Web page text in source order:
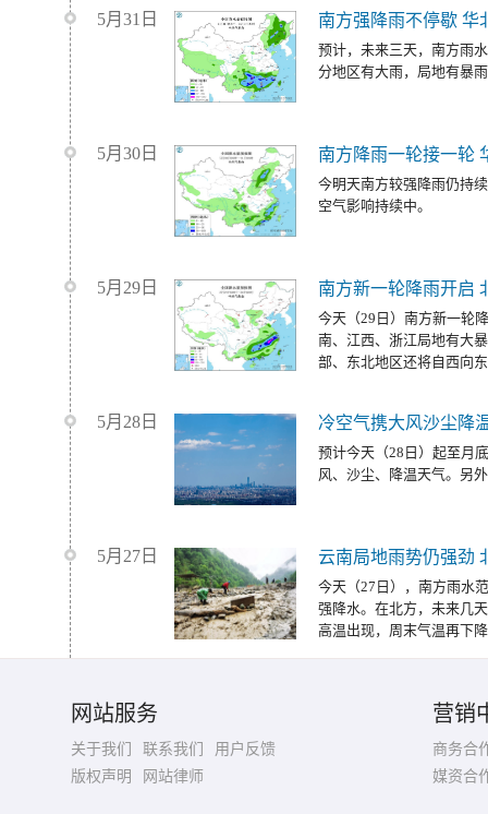
5月31日 南方强降雨不停歇 华
预计，未来三天，南方雨
分地区有大雨，局地有暴
5月30日 南方降雨一轮接一轮
今明天南方较强降雨仍持
空气影响持续中。
5月29日 南方新一轮降雨开启
今天（29日）南方新一轮
南、江西、浙江局地有大
部、东北地区还将自西向
5月28日 冷空气携大风沙尘降
预计今天（28日）起至月
风、沙尘、降温天气。另
5月27日 云南局地雨势仍强劲
今天（27日），南方雨水
强降水。在北方，未来几
高温出现，周末气温再下
网站服务
关于我们 联系我们
用户反馈
版权声明
网站律师
营销
商务合
媒资合